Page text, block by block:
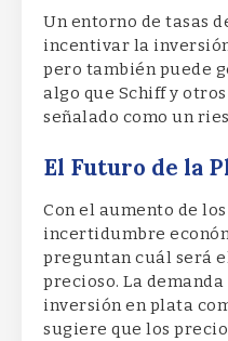
Un entorno de tasas
incentivar la
pero también puede
algo que Schiff y
señalado como un
El Futuro de la
Con el aumento de
incertidumbre
preguntan cuál será
precioso. La
inversión en plata
sugiere que los